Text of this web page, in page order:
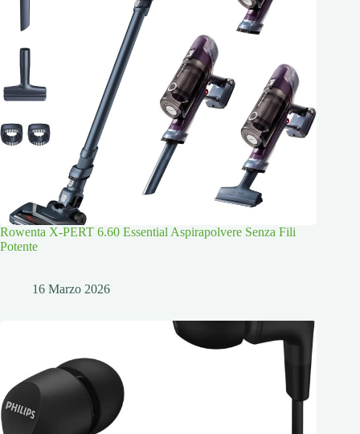
Rowenta X-PERT 6.60 Essential Aspirapolvere Senza Fili
Potente
16 Marzo 2026